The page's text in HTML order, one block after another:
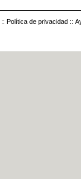
:: Política de privacidad ::